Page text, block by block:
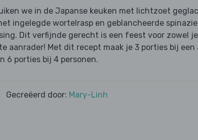
we in de Japanse keuken met lichtzoet
ingelegde wortelrasp en geblancheerde
Dit verfijnde gerecht is een feest voor zowel
aanrader! Met dit recept maak je 3 porties bij
6 porties bij 4 personen.
Gecreëerd door: Mary-Linh